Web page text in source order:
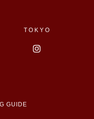
TOKYO
GUIDE